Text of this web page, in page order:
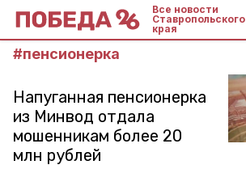
Все новости
Ставропольского
края
#пенсионерка
Напуганная пенсионерка
из Минвод отдала
мошенникам более 20
млн рублей